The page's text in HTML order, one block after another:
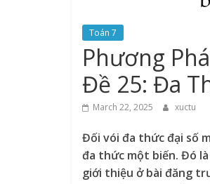
Toán 7
Phương
Đề 25: Đa
March 22, 2025 xuctu
Đối vói đa thức đại số
đa thức một biến. Đó
giới thiệu ở bài đăng